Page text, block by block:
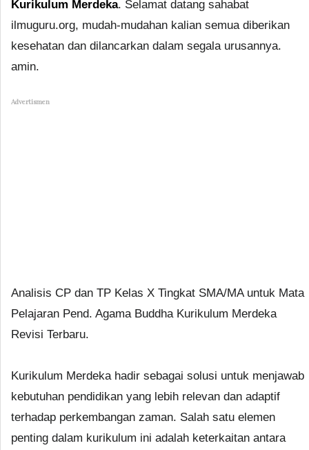
Kurikulum Merdeka. Selamat datang sahabat
ilmuguru.org, mudah-mudahan kalian semua diberikan
kesehatan dan dilancarkan dalam segala urusannya.
amin.
Advertismen
Analisis CP dan TP Kelas X Tingkat SMA/MA untuk Mata
Pelajaran Pend. Agama Buddha Kurikulum Merdeka
Revisi Terbaru.
Kurikulum Merdeka hadir sebagai solusi untuk menjawab
kebutuhan pendidikan yang lebih relevan dan adaptif
terhadap perkembangan zaman. Salah satu elemen
penting dalam kurikulum ini adalah keterkaitan antara